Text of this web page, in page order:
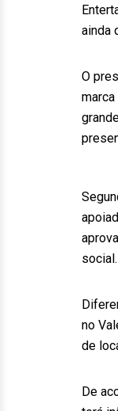
ainda
O
no
de
De